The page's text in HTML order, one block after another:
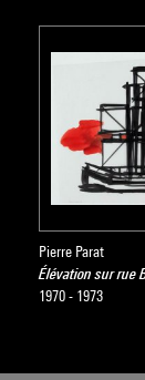
Pierre Parat
Élévation sur rue
1970 - 1973